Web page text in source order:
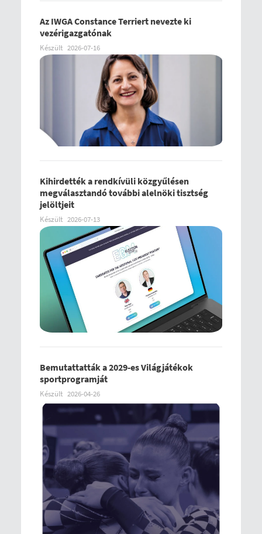
Az IWGA Constance Terriert nevezte ki
vezérigazgatónak
Készült 2026-07-16
Kihirdették a rendkívüli közgyűlésen
megválasztandó további alelnöki tisztség
jelöltjeit
Készült 2026-07-13
Bemutattatták a 2029-es Világjátékok
sportprogramját
Készült 2026-04-26